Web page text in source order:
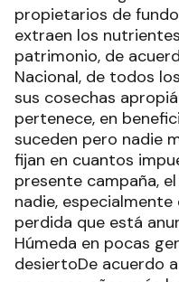
propietarios de
extraen los
patrimonio, de
Nacional, de todos
sus cosechas
pertenece, en
suceden pero nadie
fijan en cuantos
presente campaña,
nadie,
perdida que está
Húmeda en pocas
desiertoDe acuerdo